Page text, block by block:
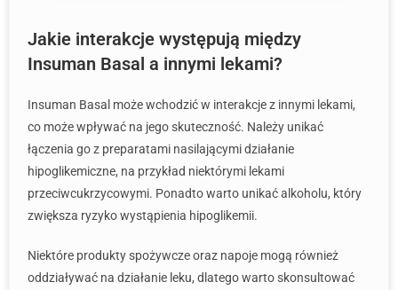
Jakie interakcje występują między
Insuman Basal a innymi lekami?
Insuman Basal może wchodzić w interakcje z innymi lekami,
co może wpływać na jego skuteczność. Należy unikać
łączenia go z preparatami nasilającymi działanie
hipoglikemiczne, na przykład niektórymi lekami
przeciwcukrzycowymi. Ponadto warto unikać alkoholu, który
zwiększa ryzyko wystąpienia hipoglikemii.
Niektóre produkty spożywcze oraz napoje mogą również
oddziaływać na działanie leku, dlatego warto skonsultować